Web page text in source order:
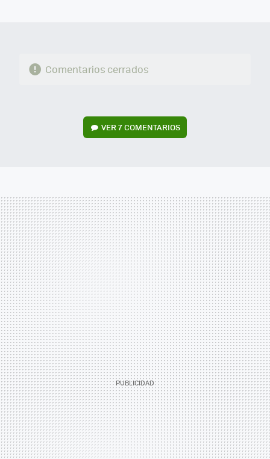
Comentarios cerrados
VER7 COMENTARIOS